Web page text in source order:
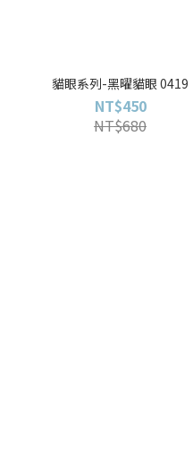
貓眼系列-黑曜貓眼 0419
NT$450
NT$680